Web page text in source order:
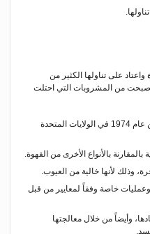
واعتاد على تناولها الكثير من
من المشروبات التي احتلت
يرجع تاريخها إلى الصحفية ايرنا كنوستن عام 1974 في الولايات المتحدة
بالأنواع الأخرى من القهوة.
وذلك لأنها خالية من العيوب.
خاصة وفقاً لمعايير من قبل
وأيضاً من خلال معالجتها